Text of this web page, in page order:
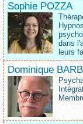
Sophie POZZA
dans
leurs
Dominique